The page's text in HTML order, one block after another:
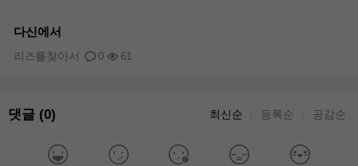
다신에서
0 61
리즈를찾아서
댓글 (0) 최신순 등록순 공감순